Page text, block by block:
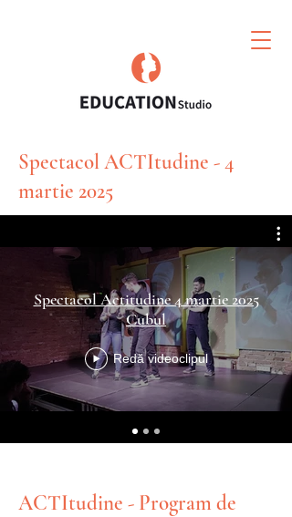
Spectacol ACTItudine - 4
martie 2025
Spectacol Actitudine 4 martie 2025
Cubul
Redă videoclipul
ACTItudine - Program de